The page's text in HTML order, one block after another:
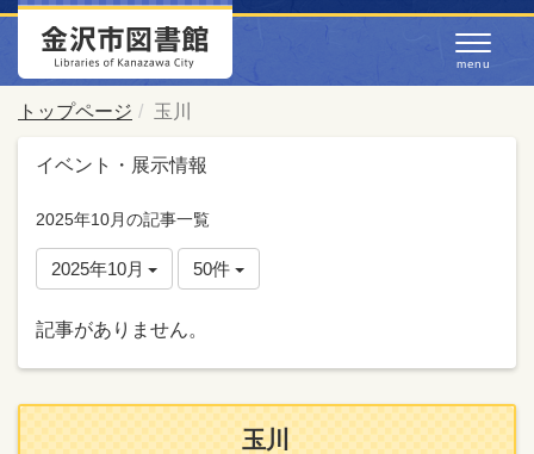
トップページ 玉川
イベント・展示情報
2025年10月の記事一覧
2025年10月 50件
記事がありません。
玉川